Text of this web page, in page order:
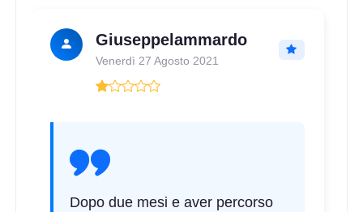
Giuseppelammardo
Venerdì 27 Agosto 2021
Dopo due mesi e aver percorso